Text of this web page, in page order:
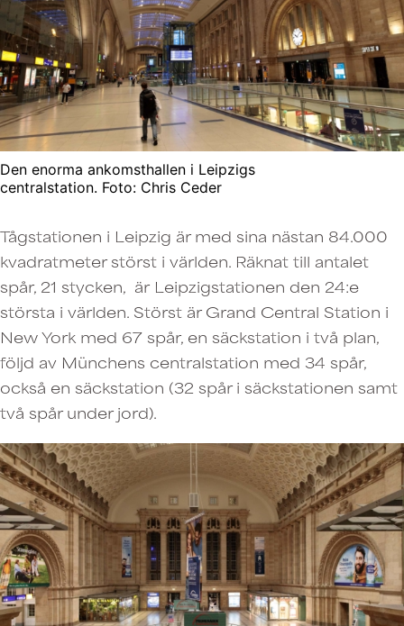
Den enorma ankomsthallen i Leipzigs
centralstation. Foto: Chris Ceder
Tågstationen i Leipzig är med sina nästan 84.000
kvadratmeter störst i världen. Räknat till antalet
spår, 21 stycken, är Leipzigstationen den 24:e
största i världen. Störst är Grand Central Station i
New York med 67 spår, en säckstation i två plan,
följd av Münchens centralstation med 34 spår,
också en säckstation (32 spår i säckstationen samt
två spår under jord).